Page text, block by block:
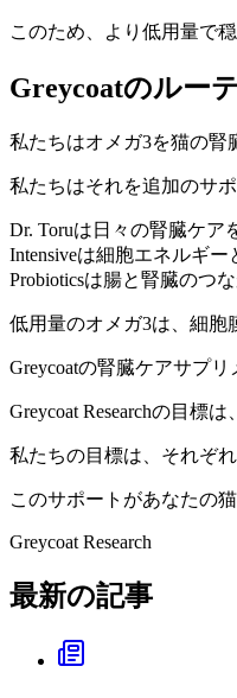
このため、より低用量で
Greycoatのルー
私たちはオメガ3を猫の腎
私たちはそれを追加のサ
Dr. Toruは日々の腎臓ケア
Intensiveは細胞エネルギ
Probioticsは腸と腎臓のつ
低用量のオメガ3は、細胞
Greycoatの腎臓ケアサプ
Greycoat Researchの目標
私たちの目標は、それぞ
このサポートがあなたの
Greycoat Research
最新の記事